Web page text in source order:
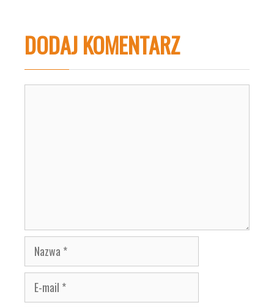
DODAJ KOMENTARZ
Nazwa
E-
mail